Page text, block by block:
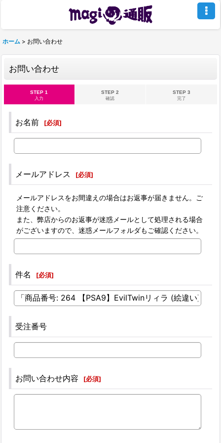
ホーム > お問い合わせ
お問い合わせ
STEP 1
入力
STEP 2
確認
STEP 3
完了
お名前 [必須]
メールアドレス [必須]
メールアドレスをお間違えの場合はお返事が届きません。ご
注意ください。
また、弊店からのお返事が迷惑メールとして処理される場合
がございますので、迷惑メールフォルダもご確認ください。
件名 [必須]
受注番号
お問い合わせ内容 [必須]